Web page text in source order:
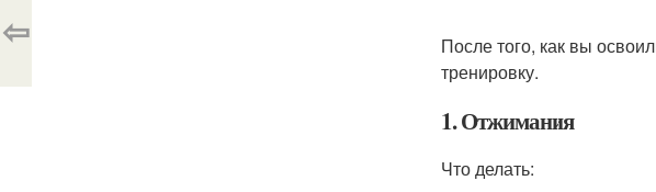
После того, как вы
тренировку.
1. Отжимания
Что делать:
⇦